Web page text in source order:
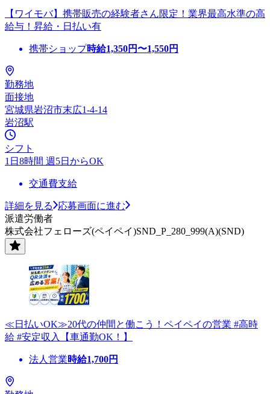
【ワイモバ】携帯販売の経験者さん限定！業界最高水準の高
給与！昇給・日払い有
携帯ショップ時給1,350円〜1,550円
勤務地
面接地
宮城県岩沼市末広1-4-14
岩沼駅
シフト
1日8時間 週5日からOK
交通費支給
詳細を見る
応募画面に進む
派遣労働者
株式会社フェローズ(ペイペイ)SND_P_280_999(A)(SND)
≪日払いOK≫20代の仲間と働こう！ペイペイの営業 #高時
給 #安定収入【車通勤OK！】
法人営業時給1,700円